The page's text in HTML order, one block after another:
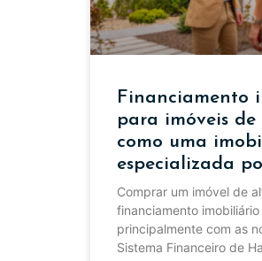
Financiamento
para imóveis
como uma
especializada
Comprar um imóvel de
financiamento
principalmente com as
Sistema Financeiro de